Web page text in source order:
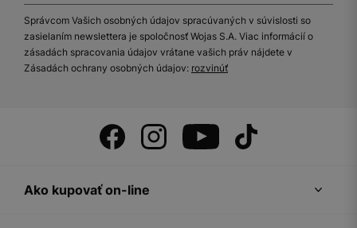
Správcom Vašich osobných údajov spracúvaných v súvislosti so
zasielaním newslettera je spoločnosť Wojas S.A. Viac informácií o
zásadách spracovania údajov vrátane vašich práv nájdete v
Zásadách ochrany osobných údajov: rozvinúť
Ako kupovať on-line